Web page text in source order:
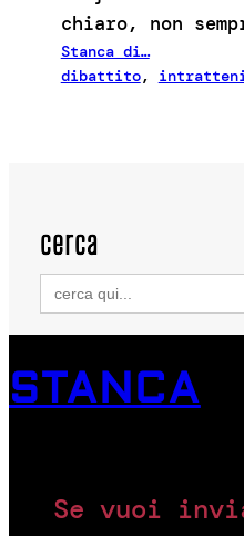
chiaro, non
Stanca di…
dibattito,
cerca
Search
for:
STANCA
Se vuoi